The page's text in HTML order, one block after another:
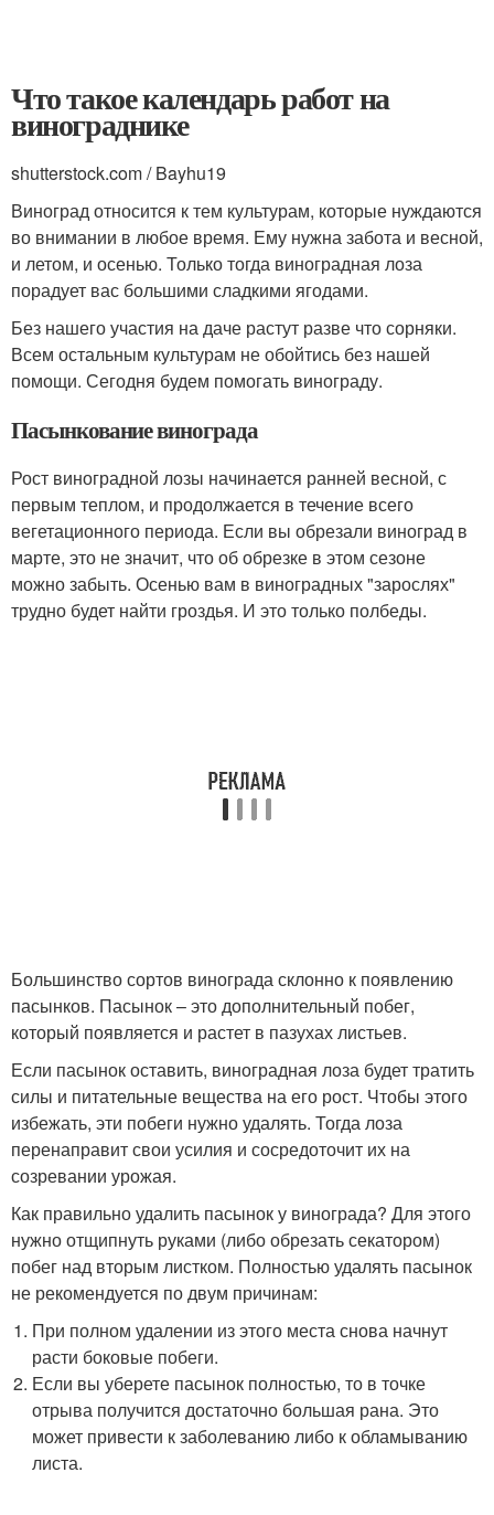
Что такое календарь работ на
винограднике
shutterstock.com / Bayhu19
Виноград относится к тем культурам, которые нуждаются
во внимании в любое время. Ему нужна забота и весной,
и летом, и осенью. Только тогда виноградная лоза
порадует вас большими сладкими ягодами.
Без нашего участия на даче растут разве что сорняки.
Всем остальным культурам не обойтись без нашей
помощи. Сегодня будем помогать винограду.
Пасынкование винограда
Рост виноградной лозы начинается ранней весной, с
первым теплом, и продолжается в течение всего
вегетационного периода. Если вы обрезали виноград в
марте, это не значит, что об обрезке в этом сезоне
можно забыть. Осенью вам в виноградных "зарослях"
трудно будет найти гроздья. И это только полбеды.
Большинство сортов винограда склонно к появлению
пасынков. Пасынок – это дополнительный побег,
который появляется и растет в пазухах листьев.
Если пасынок оставить, виноградная лоза будет тратить
силы и питательные вещества на его рост. Чтобы этого
избежать, эти побеги нужно удалять. Тогда лоза
перенаправит свои усилия и сосредоточит их на
созревании урожая.
Как правильно удалить пасынок у винограда? Для этого
нужно отщипнуть руками (либо обрезать секатором)
побег над вторым листком. Полностью удалять пасынок
не рекомендуется по двум причинам:
При полном удалении из этого места снова начнут
расти боковые побеги.
Если вы уберете пасынок полностью, то в точке
отрыва получится достаточно большая рана. Это
может привести к заболеванию либо к обламыванию
листа.